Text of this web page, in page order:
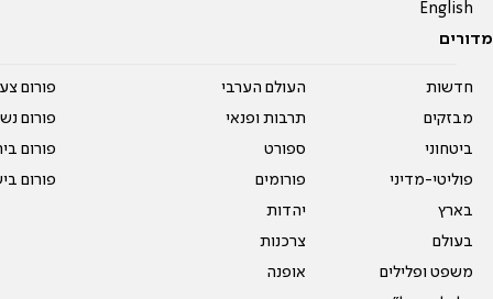
English
מדורים
חדשות
מבזקים
ביטחוני
פוליטי-מדיני
בארץ
בעולם
משפט ופלילים
העולם הערבי
תרבות ופנאי
ספורט
פורומים
יהדות
צרכנות
אופנה
פורום
פורום
פורום
פורום